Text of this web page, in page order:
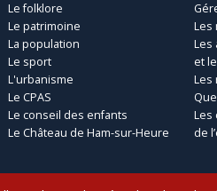
Le folklore
Le patrimoine
La population
Le sport
L'urbanisme
Le CPAS
Le conseil des enfants
Le Château de Ham-sur-Heure
Les
Les
et
Les
Les
de